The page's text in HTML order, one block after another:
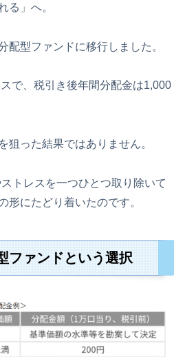
る」へ。
配型ファンドに移行しました。
で、税引き後年間分配金は1,000
狙った結果ではありません。
トレスを一つひとつ取り除いて
形にたどり着いたのです。
ファンドという選択